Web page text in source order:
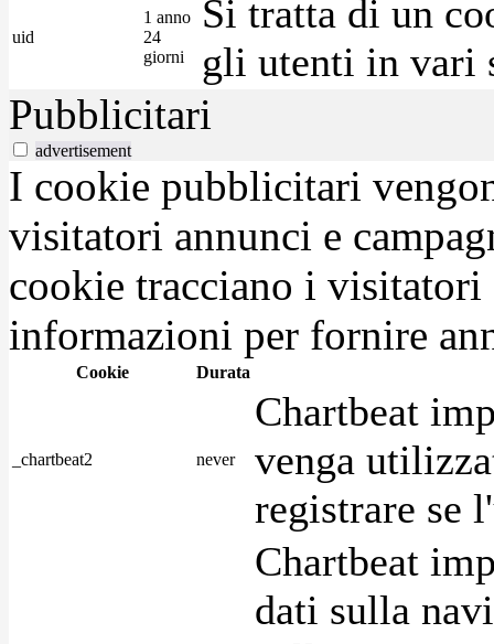
uid
1 anno
24
giorni
Si tratta di un
gli utenti in vari
Pubblicitari
advertisement
I cookie pubblicitari
visitatori annunci e
cookie tracciano i visitatori
informazioni per fornire
Cookie Durata
_chartbeat2 never
Chartbeat
venga
registrare se
Chartbeat
dati sulla